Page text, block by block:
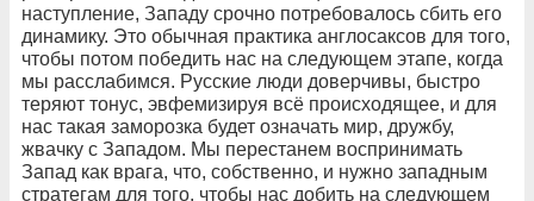
наступление, Западу срочно потребовалось сбить его
динамику. Это обычная практика англосаксов для того,
чтобы потом победить нас на следующем этапе, когда
мы расслабимся. Русские люди доверчивы, быстро
теряют тонус, эвфемизируя всё происходящее, и для
нас такая заморозка будет означать мир, дружбу,
жвачку с Западом. Мы перестанем воспринимать
Запад как врага, что, собственно, и нужно западным
стратегам для того, чтобы нас добить на следующем